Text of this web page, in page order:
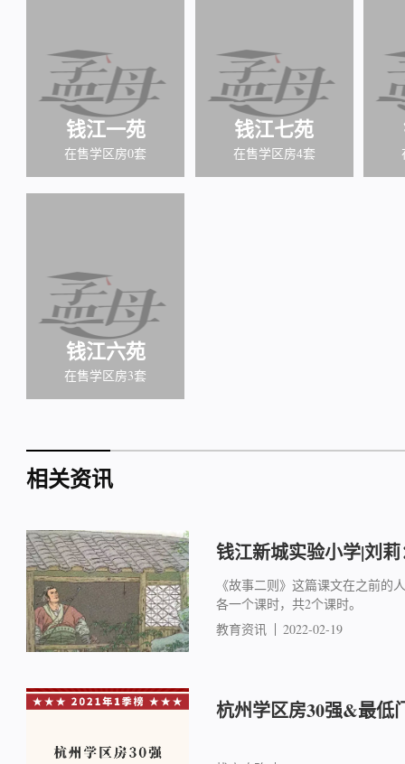
钱江一苑
在售学区房0套
钱江七苑
在售学区房4套
钱江六苑
在售学区房3套
相关资讯
钱江新城实验小学|刘
《故事二则》这篇课文在之前的
各一个课时，共2个课时。
教育资讯
2022-02-19
杭州学区房30强&最低